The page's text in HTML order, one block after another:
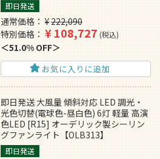
即日発送
通常価格 ¥222,090
特別価格
¥108,727 税込
51.0% OFF
お気に入りに追加
即日発送 大風量 傾斜対応 LED 調光・
光色切替(電球色-昼白色) 6灯 軽量 高演
色LED [R15] オーデリック製シーリン
グファンライト【OLB313】
即日発送